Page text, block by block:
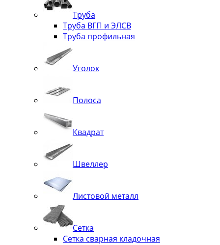
Труба
Труба ВГП и ЭЛСВ
Труба профильная
Уголок
Полоса
Квадрат
Швеллер
Листовой металл
Сетка
Сетка сварная кладочная